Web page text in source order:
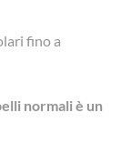
fino a
normali è un